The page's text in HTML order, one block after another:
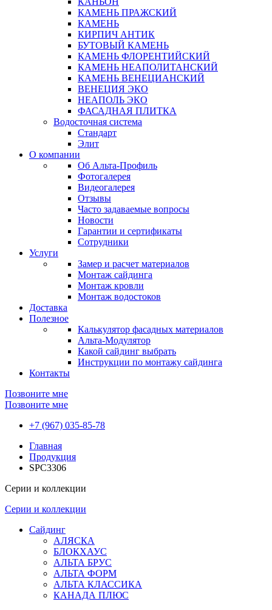
КАМЕНЬ ПРАЖСКИЙ
КАМЕНЬ
КИРПИЧ АНТИК
БУТОВЫЙ КАМЕНЬ
КАМЕНЬ ФЛОРЕНТИЙСКИЙ
КАМЕНЬ НЕАПОЛИТАНСКИЙ
КАМЕНЬ ВЕНЕЦИАНСКИЙ
ВЕНЕЦИЯ ЭКО
НЕАПОЛЬ ЭКО
ФАСАДНАЯ ПЛИТКА
Водосточная система
Стандарт
Элит
О компании
Об Альта-Профиль
Фотогалерея
Видеогалерея
Отзывы
Часто задаваемые вопросы
Новости
Гарантии и сертификаты
Сотрудники
Услуги
Замер и расчет материалов
Монтаж сайдинга
Монтаж кровли
Монтаж водостоков
Доставка
Полезное
Калькулятор фасадных материалов
Альта-Модулятор
Какой сайдинг выбрать
Инструкции по монтажу сайдинга
Контакты
Позвоните мне
Позвоните мне
+7 (967) 035-85-78
Главная
Продукция
SPC3306
Серии и коллекции
Серии и коллекции
Сайдинг
АЛЯСКА
БЛОКХАУС
АЛЬТА БРУС
АЛЬТА ФОРМ
АЛЬТА КЛАССИКА
КАНАДА ПЛЮС